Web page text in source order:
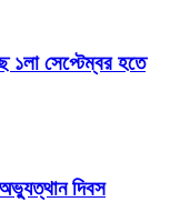
১লা সেপ্টেম্বর হতে
দিবস